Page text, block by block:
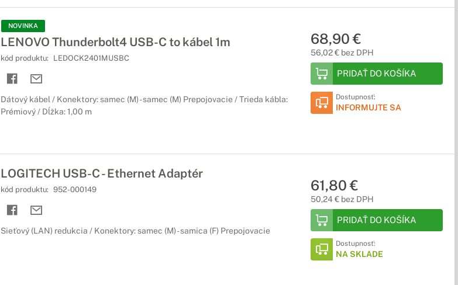
NOVINKA
LENOVO Thunderbolt4 USB-C to kábel 1m
kód produktu: LEDOCK2401MUSBC
Dátový kábel / Konektory: samec (M) - samec (M) Prepojovacie / Trieda kábla:
Prémiový / Dĺžka: 1,00 m
68,90 €
56,02 € bez DPH
PRIDAŤ DO KOŠÍKA
Dostupnosť:
INFORMUJTE SA
LOGITECH USB-C - Ethernet Adaptér
kód produktu: 952-000149
Sieťový (LAN) redukcia / Konektory: samec (M) - samica (F) Prepojovacie
61,80 €
50,24 € bez DPH
PRIDAŤ DO KOŠÍKA
Dostupnosť:
NA SKLADE